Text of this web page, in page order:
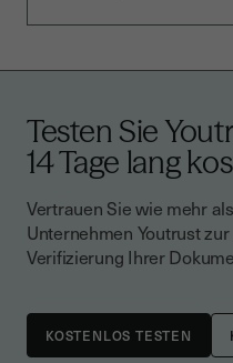
Testen Sie
14 Tage lang
Vertrauen Sie wie mehr
Unternehmen Youtrust
Verifizierung Ihrer